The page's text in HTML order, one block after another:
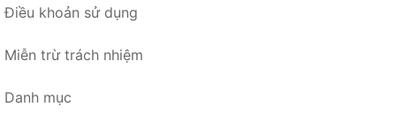
Điều khoản sử dụng
Miễn trừ trách nhiệm
Danh mục